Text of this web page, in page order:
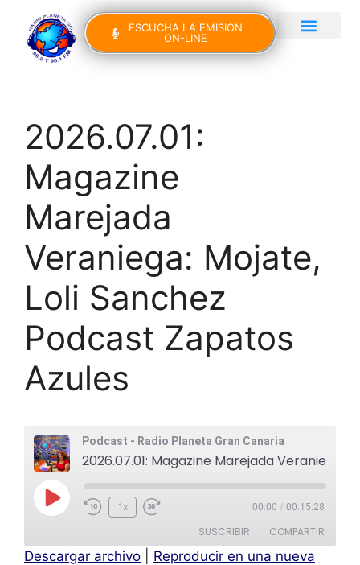
ESCUCHA LA EMISION
ON-LINE
2026.07.01:
Magazine
Marejada
Veraniega: Mojate,
Loli Sanchez
Podcast Zapatos
Azules
Podcast - Radio Planeta Gran Canaria
1x 00:00 / 00:15:28
SUSCRIBIR COMPARTIR
Descargar archivo
Reproducir en una nueva